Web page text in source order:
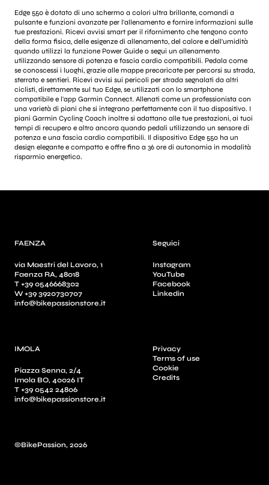
Edge 550 è dotato di uno schermo a colori ultra brillante, comandi a
pulsante e funzioni avanzate per l'allenamento e fornire informazioni sulle
tue prestazioni. Ricevi avvisi smart per il rifornimento che tengono conto
della forma fisica, delle esigenze di allenamento, del calore e dell'umidità
quando utilizzi la funzione Power Guide o segui un allenamento
utilizzando sensore di potenza e fascia cardio compatibili. Pedala come
se conoscessi i luoghi, grazie alle mappe precaricate per percorsi su strada,
sterrato e sentieri. Ricevi avvisi sui pericoli per strada segnalati da altri
ciclisti, direttamente sul tuo Edge, se utilizzati con lo smartphone
compatibile e l'app Garmin Connect. Allenati come un professionista con
una varietà di piani che si integrano perfettamente con il tuo dispositivo. I
piani Garmin Cycling Coach inoltre si adattano alle tue prestazioni, ai tuoi
tempi di recupero e altro ancora quando pedali utilizzando un sensore di
potenza e una fascia cardio compatibili. Il dispositivo Edge 550 ha un
design elegante e compatto e offre fino a 36 ore di autonomia in modalità
risparmio energetico.
FAENZA
via Maestri del Lavoro, 1
Faenza RA, 48018
T +39 0546668302
W +39 3920730707
info@bikepassionstore.it
IMOLA
Piazza Senna, 2/4
Imola BO, 40026 IT
T +39 0542 24806
info@bikepassionstore.it
Seguici
Instagram
YouTube
Facebook
Linkedin
Privacy
Terms of use
Cookie
Credits
©BikePassion, 2026